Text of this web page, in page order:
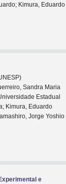
Kimura, Eduardo
Sandra Maria
Estadual
Kimura, Eduardo
Jorge Yoshio
e